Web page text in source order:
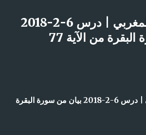
مباشر من المسجد
21-4-2025م
الشيخ خالد المغربي | درس 6-2-2018
من الآية 77
الشيخ خالد المغربي | درس 6-2-2018 بيان من سورة البقرة